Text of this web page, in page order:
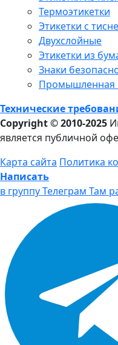
Термоэтикетки
Этикетки с
Двухслойные
Этикетки из
Знаки
Промышленная
Технические
Copyright © 2010-2025
является публичной
Карта сайта Политика
Написать
в группу Телеграм Там